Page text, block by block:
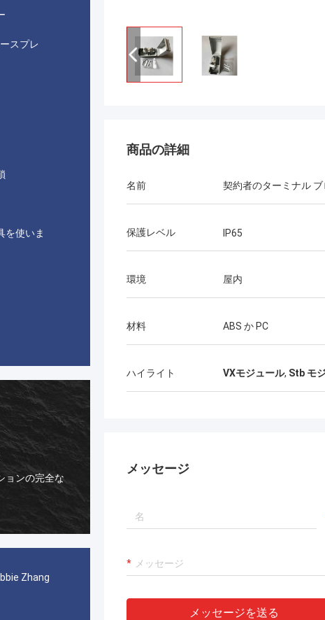
スプレ
を使いま
イランの電気通信に使用するあなたのAMP
TYCOのpicabondのコネクターは優秀、私
達の顧客質と非常に満足します働かせま
す。
Zhang
商品の詳細
名前 契約者のターミナル ブ
保護レベル IP65
環境 屋内
材料 ABS か PC
ハイライト VXモジュール, Stb モ
メッセージ
メッセージを送る